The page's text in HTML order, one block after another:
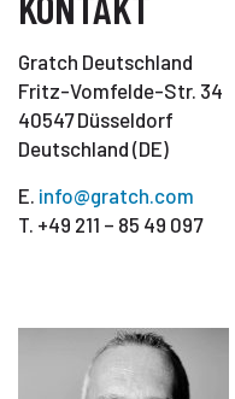
Gratch Deutschland
Fritz-Vomfelde-Str. 34
40547 Düsseldorf
Deutschland (DE)
E. info@gratch.com
T. +49 211 – 85 49 097